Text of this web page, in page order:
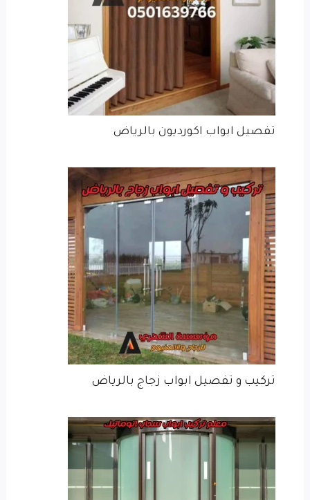
تفصيل ابواب اكورديون بالرياض
تركيب و تفصيل ابواب زجاج​ بالرياض